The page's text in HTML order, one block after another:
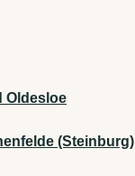
Oldesloe
(Steinburg)